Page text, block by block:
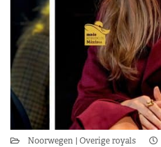
Noorwegen Overige royals